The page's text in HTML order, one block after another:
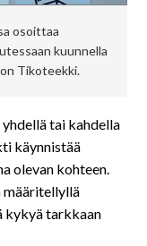
osoittaa
kuunnella
Tikoteekki.
tai kahdella
käynnistää
olevan kohteen.
määritellyllä
kykyä tarkkaan